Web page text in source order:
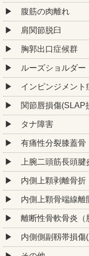
腹筋の肉離れ
肩関節脱臼
胸郭出口症候群
ルーズショルダー
インピンジメント
関節唇損傷(SLAP
タナ障害
有痛性分裂膝蓋骨
上腕二頭筋長頭腱
内側上顆剥離骨折
内側上顆骨端線離
離断性骨軟骨炎（
内側側副靱帯損傷